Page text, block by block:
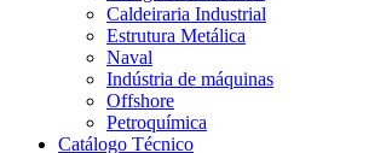
Caldeiraria Industrial
Estrutura Metálica
Naval
Indústria de máquinas
Offshore
Petroquímica
Catálogo Técnico